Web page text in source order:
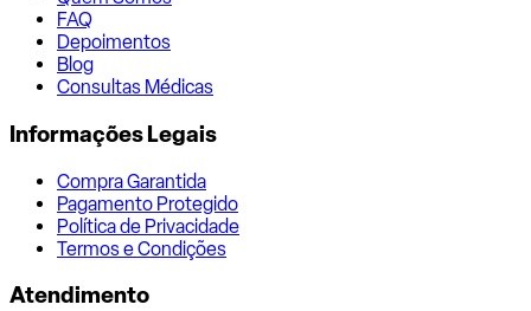
FAQ
Depoimentos
Blog
Consultas Médicas
Informações Legais
Compra Garantida
Pagamento Protegido
Política de Privacidade
Termos e Condições
Atendimento